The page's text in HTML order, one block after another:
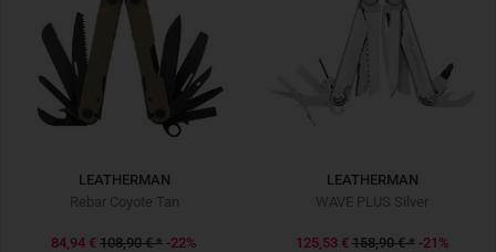
LEATHERMAN
Rebar Coyote Tan
84,94 € 108,90 €* -22%
LEATHERMAN
WAVE PLUS Silver
125,53 € 158,90 €* -21%